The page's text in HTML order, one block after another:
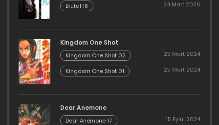
Brutal 18 24 Mart 2026
Kingdom One Shot
Kingdom One Shot 02 25 Mart 2024
Kingdom One Shot 01 25 Mart 2024
Dear Anemone
Dear Anemone 17 15 Eylül 2024